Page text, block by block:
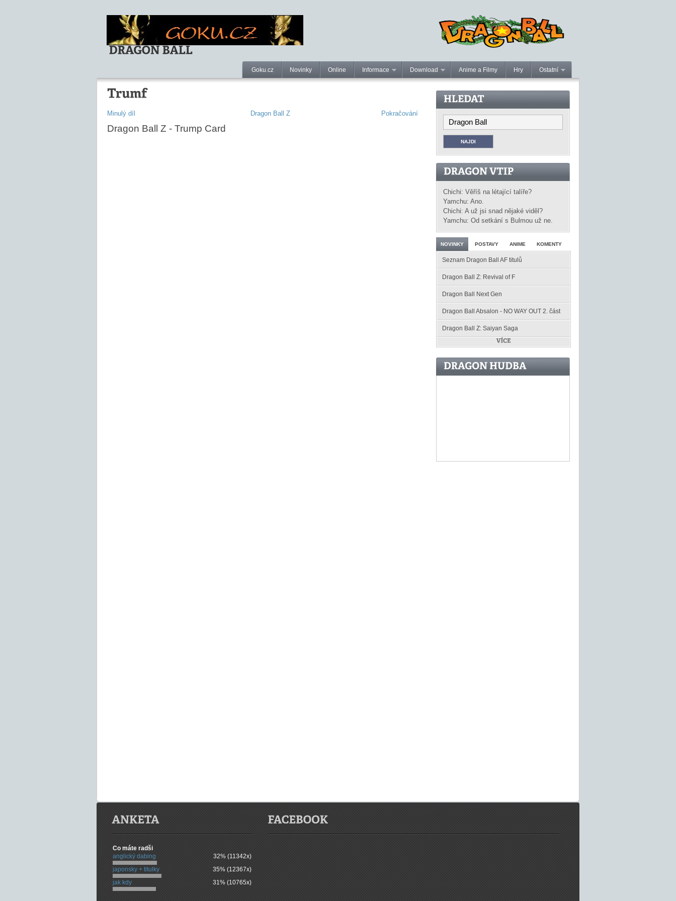
Goku.cz Novinky Online Informace Download Anime a Filmy Hry Ostatní
Minulý díl Dragon Ball Z Pokračování
Dragon Ball Z - Trump Card
Chichi: Věříš na létající talíře?
Yamchu: Ano.
Chichi: A už jsi snad nějaké viděl?
Yamchu: Od setkání s Bulmou už ne.
NOVINKY POSTAVY ANIME KOMENTY
Seznam Dragon Ball AF titulů
Dragon Ball Z: Revival of F
Dragon Ball Next Gen
Dragon Ball Absalon - NO WAY OUT 2. část
Dragon Ball Z: Saiyan Saga
Co máte radši
anglický dabing
32% (11342x)
japonsky + titulky
35% (12367x)
jak kdy
31% (10765x)